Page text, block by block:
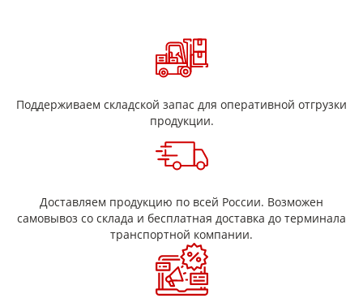
Поддерживаем складской запас для оперативной отгрузки
продукции.
Доставляем продукцию по всей России. Возможен
самовывоз со склада и бесплатная доставка до терминала
транспортной компании.